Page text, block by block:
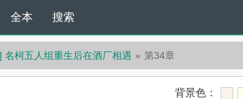
全本 搜索
名柯五人组重生后在酒厂相遇 第34章
背景色：